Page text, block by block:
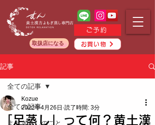
ご予約
お買い物
取扱店になる
記事
全ての記事
よもぎ蒸しのこと
全ての記事
「足蒸し」って何？黄土漢
Kozue
2022年4月26日 読了時間: 3分